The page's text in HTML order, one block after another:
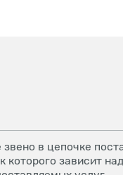
в цепочке
которого зависит